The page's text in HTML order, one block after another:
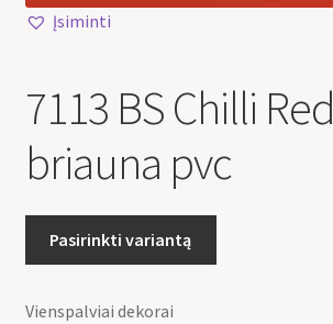
Įsiminti
7113 BS Chilli Red
briauna pvc
Pasirinkti variantą
Vienspalviai dekorai